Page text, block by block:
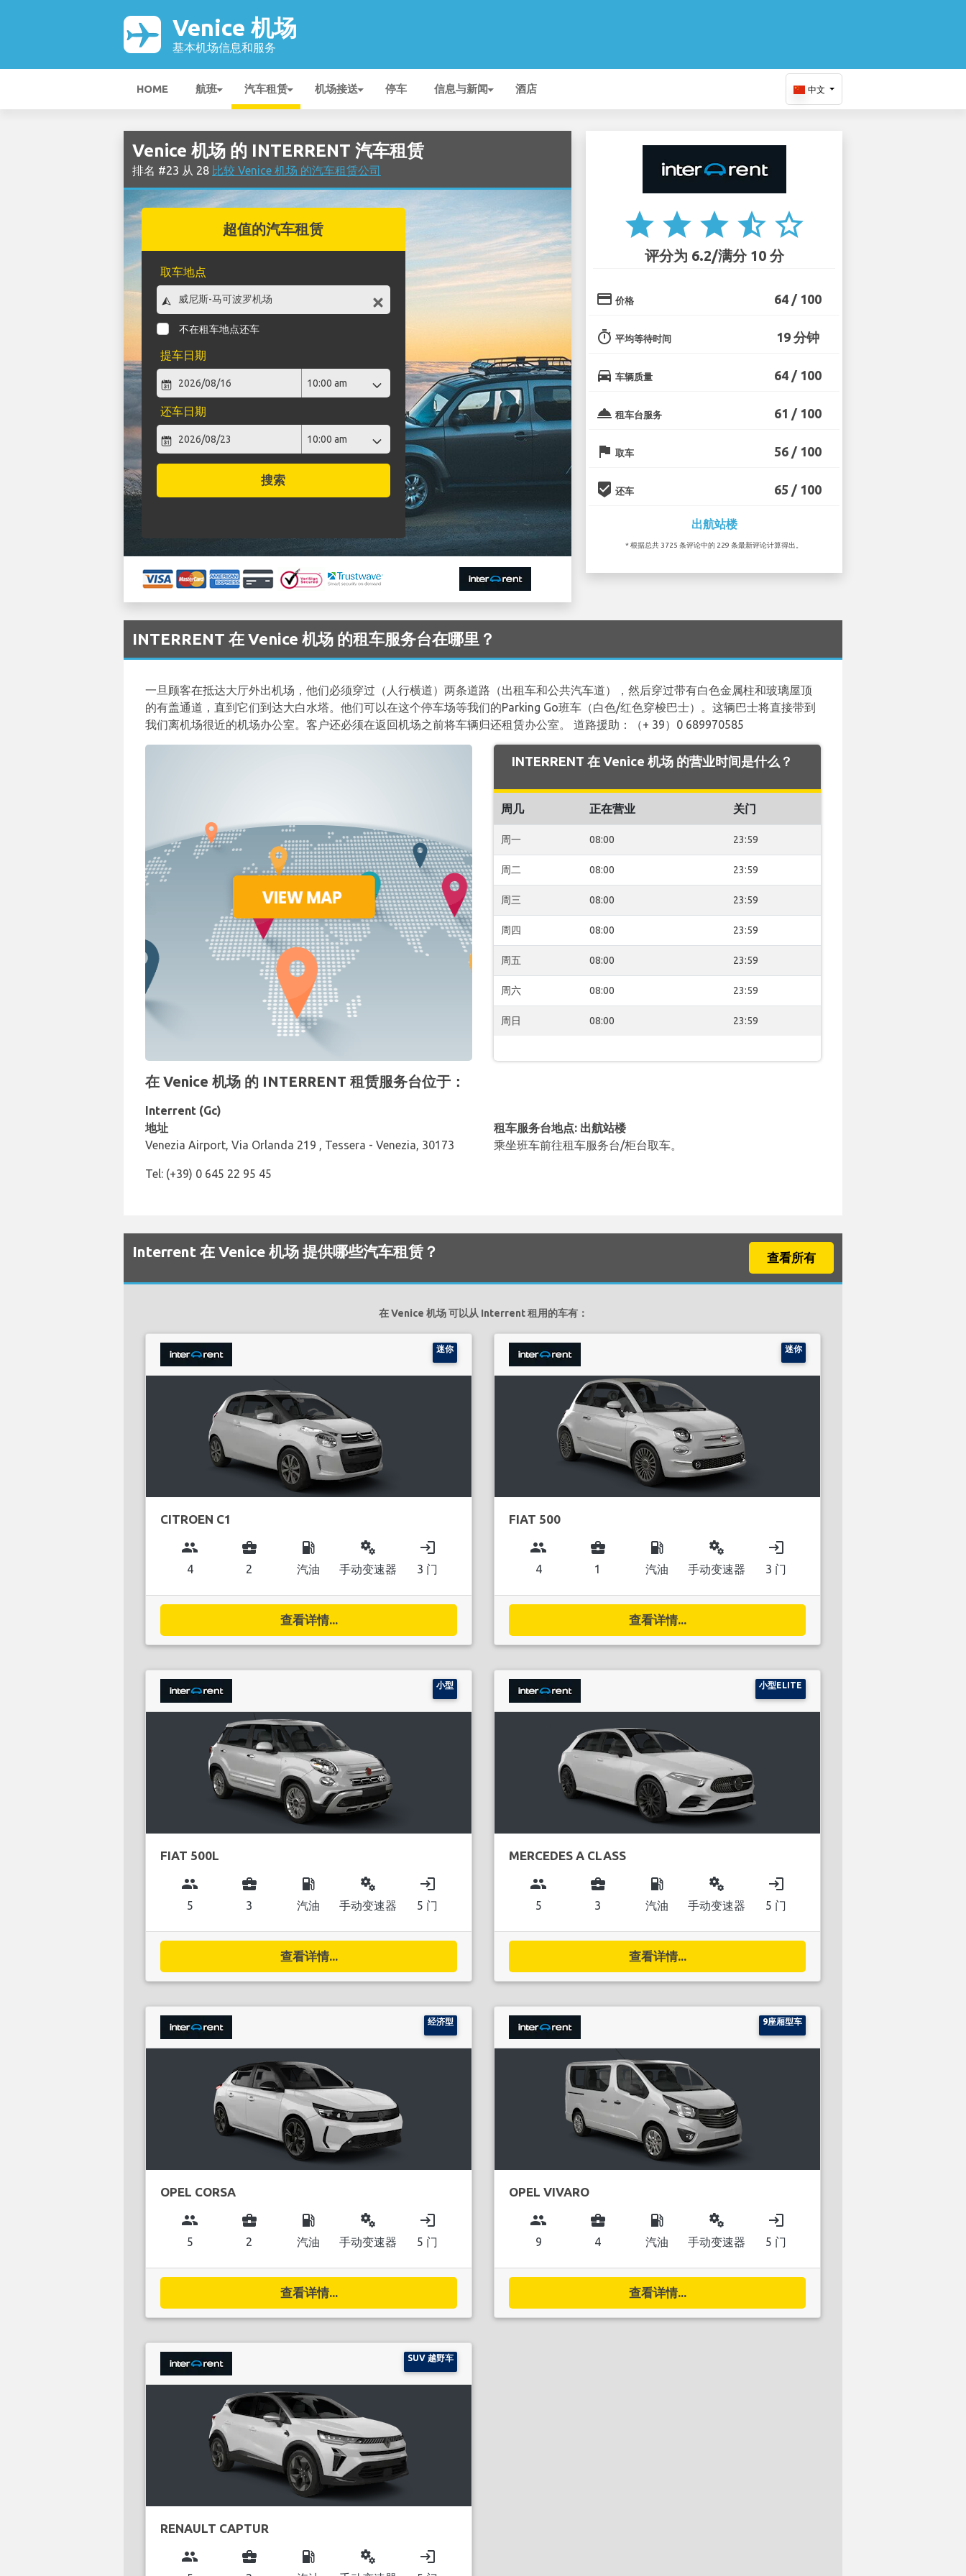
Venice 机场
基本机场信息和服务
HOME 航班 汽车租赁 机场接送 停车 信息与新闻 酒店 中文
Venice 机场 的 INTERRENT 汽车租赁
排名 #23 从 28 比较 Venice 机场 的汽车租赁公司
超值的汽车租赁
取车地点
不在租车地点还车
提车日期
还车日期
搜索
star star star star_half star_border
评分为 6.2/满分 10 分
credit_card 价格 64 / 100
timer 平均等待时间 19 分钟
directions_car 车辆质量 64 / 100
room_service 租车台服务 61 / 100
flag 取车 56 / 100
beenhere 还车 65 / 100
出航站楼
* 根据总共 3725 条评论中的 229 条最新评论计算得出。
INTERRENT 在 Venice 机场 的租车服务台在哪里？
一旦顾客在抵达大厅外出机场，他们必须穿过（人行横道）两条道路（出租车和公共汽车道），然后穿过带有白色金属柱和玻璃屋顶
的有盖通道，直到它们到达大白水塔。他们可以在这个停车场等我们的Parking Go班车（白色/红色穿梭巴士）。这辆巴士将直接带到
我们离机场很近的机场办公室。客户还必须在返回机场之前将车辆归还租赁办公室。 道路援助：（+ 39）0 689970585
INTERRENT 在 Venice 机场 的营业时间是什么？
周几 正在营业 关门
周一 08:00 23:59
周二 08:00 23:59
周三 08:00 23:59
周四 08:00 23:59
周五 08:00 23:59
周六 08:00 23:59
周日 08:00 23:59
在 Venice 机场 的 INTERRENT 租赁服务台位于：
Interrent (Gc)
地址
Venezia Airport, Via Orlanda 219 , Tessera - Venezia, 30173
Tel: (+39) 0 645 22 95 45
租车服务台地点: 出航站楼
乘坐班车前往租车服务台/柜台取车。
Interrent 在 Venice 机场 提供哪些汽车租赁？ 查看所有
在 Venice 机场 可以从 Interrent 租用的车有：
迷你
CITROEN C1
group
4
business_center
2
local_gas_station
汽油
miscellaneous_services
手动变速器
login
3 门
查看详情...
迷你
FIAT 500
group
4
business_center
1
local_gas_station
汽油
miscellaneous_services
手动变速器
login
3 门
查看详情...
小型
FIAT 500L
group
5
business_center
3
local_gas_station
汽油
miscellaneous_services
手动变速器
login
5 门
查看详情...
小型ELITE
MERCEDES A CLASS
group
5
business_center
3
local_gas_station
汽油
miscellaneous_services
手动变速器
login
5 门
查看详情...
经济型
OPEL CORSA
group
5
business_center
2
local_gas_station
汽油
miscellaneous_services
手动变速器
login
5 门
查看详情...
9座厢型车
OPEL VIVARO
group
9
business_center
4
local_gas_station
汽油
miscellaneous_services
手动变速器
login
5 门
查看详情...
SUV 越野车
RENAULT CAPTUR
group business_center local_gas_station miscellaneous_services login